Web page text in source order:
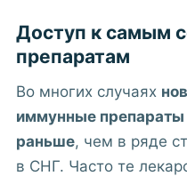
Доступ к самым
препаратам
Во многих случаях
иммунные препараты
раньше, чем в ряде
в СНГ. Часто те